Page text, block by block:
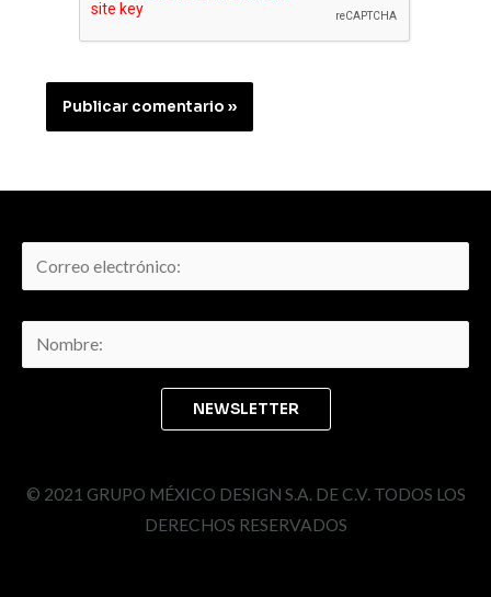
© 2021 GRUPO MÉXICO DESIGN S.A. DE C.V. TODOS LOS
DERECHOS RESERVADOS